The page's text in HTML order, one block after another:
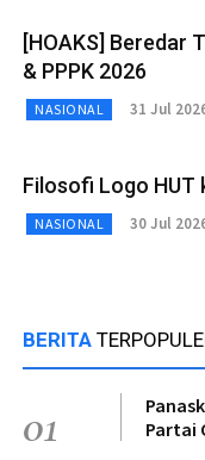
[HOAKS] Beredar
& PPPK 2026
NASIONAL 31 Jul
Filosofi Logo HUT
NASIONAL 30 Jul
BERITA
01
Partai